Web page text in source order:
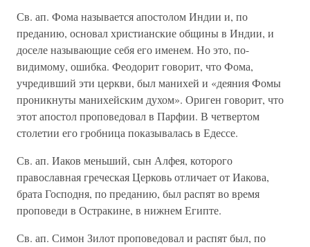
Св. ап. Фома называется апостолом Индии и, по
преданию, основал христианские общины в Индии, и
доселе называющие себя его именем. Но это, по-
видимому, ошибка. Феодорит говорит, что Фома,
учредивший эти церкви, был манихей и «деяния Фомы
проникнуты манихейским духом». Ориген говорит, что
этот апостол проповедовал в Парфии. В четвертом
столетии его гробница показывалась в Едессе.
Св. ап. Иаков меньший, сын Алфея, которого
православная греческая Церковь отличает от Иакова,
брата Господня, по преданию, был распят во время
проповеди в Остракине, в нижнем Египте.
Св. ап. Симон Зилот проповедовал и распят был, по